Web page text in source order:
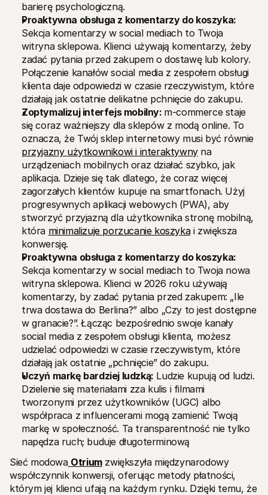
barierę psychologiczną.
Proaktywna obsługa z komentarzy do koszyka:
Sekcja komentarzy w social mediach to Twoja
witryna sklepowa. Klienci używają komentarzy, żeby
zadać pytania przed zakupem o dostawę lub kolory.
Połączenie kanałów social media z zespołem obsługi
klienta daje odpowiedzi w czasie rzeczywistym, które
działają jak ostatnie delikatne pchnięcie do zakupu.
Zoptymalizuj interfejs mobilny: m-commerce staje
się coraz ważniejszy dla sklepów z modą online. To
przyjazny użytkownikowi i interaktywny na
urządzeniach mobilnych oraz działać szybko, jak
aplikacja. Dzieje się tak dlatego, że coraz więcej
zagorzałych klientów kupuje na smartfonach. Użyj
progresywnych aplikacji webowych (PWA), aby
stworzyć przyjazną dla użytkownika stronę mobilną,
która minimalizuje porzucanie koszyka i zwiększa
konwersję.
Proaktywna obsługa z komentarzy do koszyka:
Sekcja komentarzy w social mediach to Twoja nowa
witryna sklepowa. Klienci w 2026 roku używają
komentarzy, by zadać pytania przed zakupem: „Ile
trwa dostawa do Berlina?” albo „Czy to jest dostępne
w granacie?”. Łącząc bezpośrednio swoje kanały
social media z zespołem obsługi klienta, możesz
udzielać odpowiedzi w czasie rzeczywistym, które
działają jak ostatnie „pchnięcie” do zakupu.
Uczyń markę bardziej ludzką: Ludzie kupują od ludzi.
Dzielenie się materiałami zza kulis i filmami
tworzonymi przez użytkowników (UGC) albo
współpraca z influencerami mogą zamienić Twoją
markę w społeczność. Ta transparentność nie tylko
napędza ruch; buduje długoterminową
Sieć modowa Otrium zwiększyła międzynarodowy
współczynnik konwersji, oferując metody płatności,
którym jej klienci ufają na każdym rynku. Dzięki temu, że